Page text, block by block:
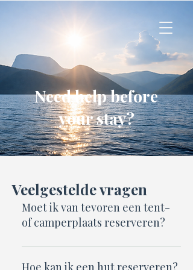
Need help before
your stay?
Moet ik van tevoren een tent-
of camperplaats reserveren?
Nee, kom gewoon langs! Er is
meestal wel plek, en je kunt
Hoe kan ik een hut reserveren?
Veelgestelde vragen